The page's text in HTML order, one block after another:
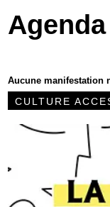
Economie
Contacts
Aucune manifestation
CULTURE